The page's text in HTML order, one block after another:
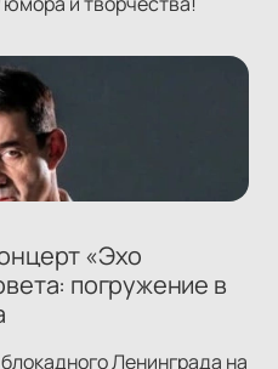
«Эхо
погружение в
Ленинграда на